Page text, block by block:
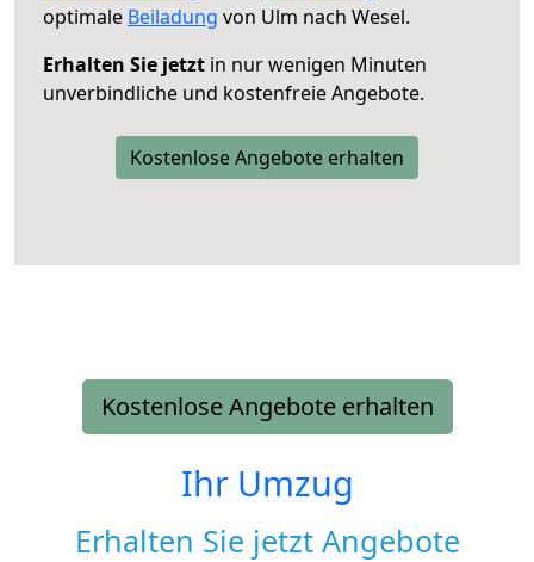
optimale Beiladung von Ulm nach Wesel.
Erhalten Sie jetzt in nur wenigen Minuten
unverbindliche und kostenfreie Angebote.
Kostenlose Angebote erhalten
Kostenlose Angebote erhalten
Ihr Umzug
Erhalten Sie jetzt Angebote